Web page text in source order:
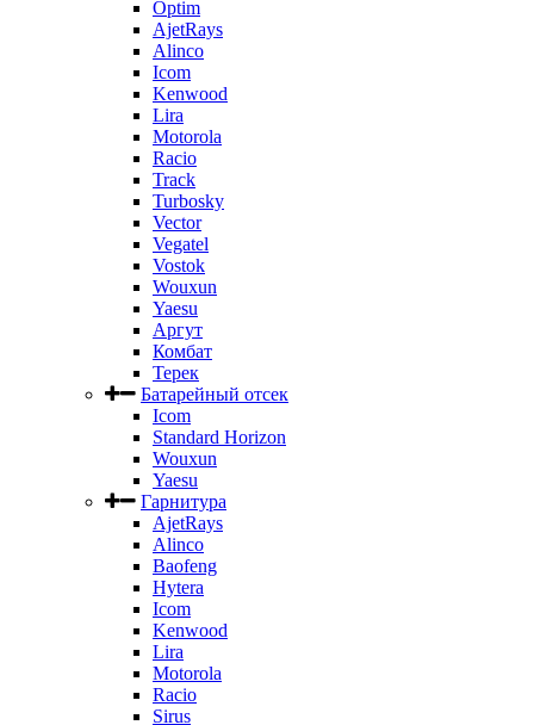
Optim
AjetRays
Alinco
Icom
Kenwood
Lira
Motorola
Racio
Track
Turbosky
Vector
Vegatel
Vostok
Wouxun
Yaesu
Аргут
Комбат
Терек
Батарейный отсек
Icom
Standard Horizon
Wouxun
Yaesu
Гарнитура
AjetRays
Alinco
Baofeng
Hytera
Icom
Kenwood
Lira
Motorola
Racio
Sirus